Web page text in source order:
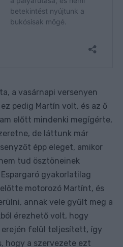
a vasárnapi versenyen
pedig Martín volt, és az ő
előtt mindenki megígérte,
de láttunk már
épp eleget, amikor
tud ösztöneinek
gyakorlatilag
motorozó Martínt, és
annak vele gyűlt meg a
érezhető volt, hogy
erején felül teljesített, így
hogy a szervezete ezt